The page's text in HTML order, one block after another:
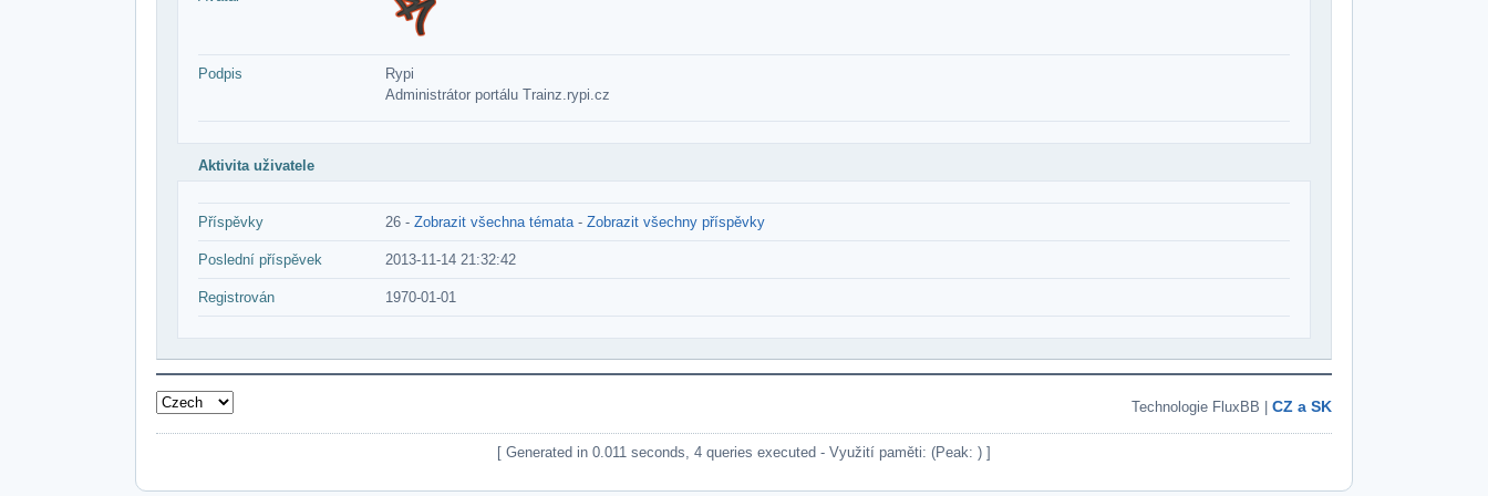
Podpis
Rypi
Administrátor portálu Trainz.rypi.cz
Aktivita uživatele
Příspěvky 26 - Zobrazit všechna témata- Zobrazit všechny příspěvky
Poslední příspěvek 2013-11-14 21:32:42
Registrován 1970-01-01
Technologie FluxBB | CZ a SK
[ Generated in 0.011 seconds, 4 queries executed - Využití paměti: (Peak: ) ]